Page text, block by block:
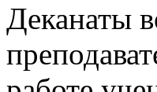
Деканаты